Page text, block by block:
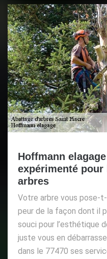
Hoffmann
expérimenté pour
arbres
Votre arbre vous pose-
peur de la façon dont il
souci pour l’esthétique
juste vous en
dans le 77470 ses